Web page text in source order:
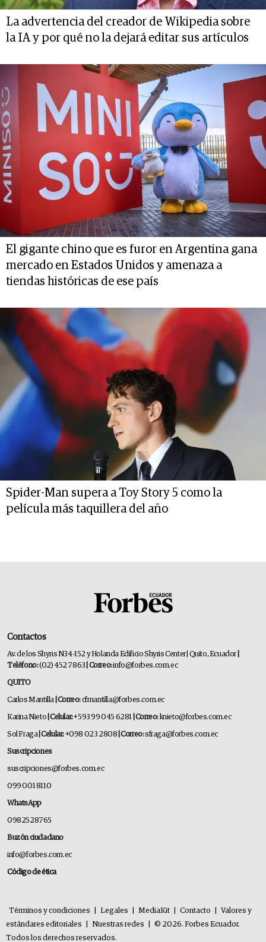
La advertencia del creador de Wikipedia sobre
la IA y por qué no la dejará editar sus artículos
El gigante chino que es furor en Argentina gana
mercado en Estados Unidos y amenaza a
tiendas históricas de ese país
Spider-Man supera a Toy Story 5 como la
película más taquillera del año
Contactos
Av. de los Shyris N34-152 y Holanda Edificio Shyris Center | Quito, Ecuador
Teléfono:(02) 452 7863 | Correo:info@forbes.com.ec
QUITO
Carlos Mantilla | Correo:cfmantilla@forbes.com.ec
Karina Nieto | Celular:+593 99 045 6281 | Correo:knieto@forbes.com.ec
Sol Fraga| Celular:+098 023 2808 | Correo:sfraga@forbes.com.ec
Suscripciones
suscripciones@forbes.com.ec
099 001 8110
WhatsApp
0982528765
Buzón ciudadano
info@forbes.com.ec
Código de ética
Términos y condiciones Legales MediaKit Contacto
Valores y
estándares editoriales
Nuestras redes
© 2026. Forbes Ecuador.
Todos los derechos reservados.